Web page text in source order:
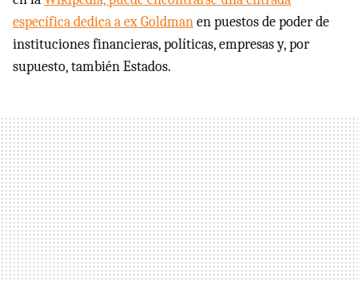
específica dedica a ex Goldmanen puestos de poder de
instituciones financieras, políticas, empresas y, por
supuesto, también Estados.